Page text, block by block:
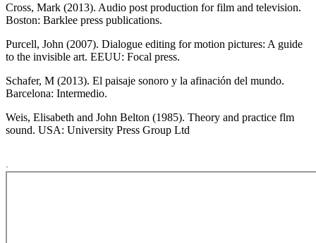
Cross, Mark (2013). Audio post production for film and television.
Boston: Barklee press publications.
Purcell, John (2007). Dialogue editing for motion pictures: A guide
to the invisible art. EEUU: Focal press.
Schafer, M (2013). El paisaje sonoro y la afinación del mundo.
Barcelona: Intermedio.
Weis, Elisabeth and John Belton (1985). Theory and practice flm
sound. USA: University Press Group Ltd